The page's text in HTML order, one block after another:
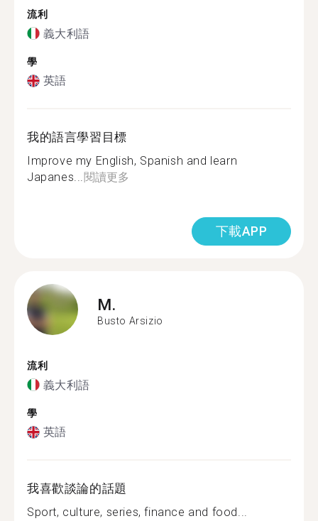
流利
義大利語
學
英語
我的語言學習目標
Improve my English, Spanish and learn
Japanes...閱讀更多
下載APP
M.
Busto Arsizio
流利
義大利語
學
英語
我喜歡談論的話題
Sport, culture, series, finance and food...